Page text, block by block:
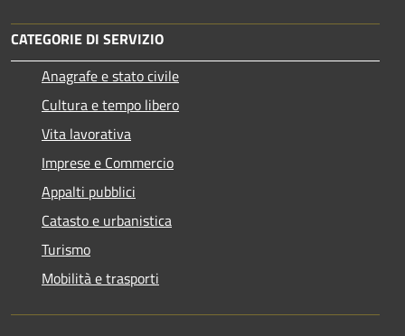
CATEGORIE DI SERVIZIO
Anagrafe e stato civile
Cultura e tempo libero
Vita lavorativa
Imprese e Commercio
Appalti pubblici
Catasto e urbanistica
Turismo
Mobilità e trasporti